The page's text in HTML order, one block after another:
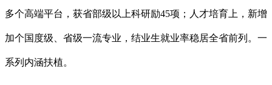
多个高端平台，获省部级以上科研励45项；人才培育上，新增
加个国度级、省级一流专业，结业生就业率稳居全省前列。一
系列内涵扶植。